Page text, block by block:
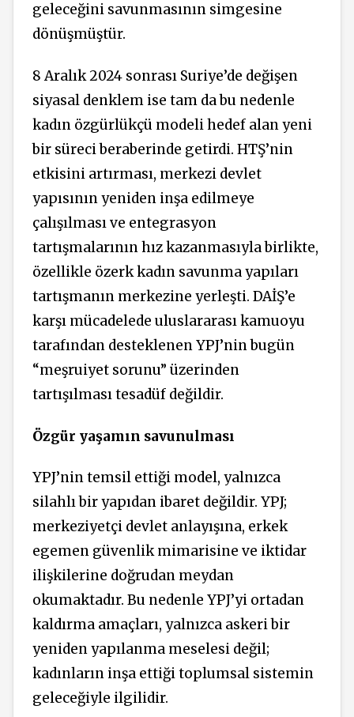
geleceğini savunmasının simgesine
dönüşmüştür.
8 Aralık 2024 sonrası Suriye’de değişen
siyasal denklem ise tam da bu nedenle
kadın özgürlükçü modeli hedef alan yeni
bir süreci beraberinde getirdi. HTŞ’nin
etkisini artırması, merkezi devlet
yapısının yeniden inşa edilmeye
çalışılması ve entegrasyon
tartışmalarının hız kazanmasıyla birlikte,
özellikle özerk kadın savunma yapıları
tartışmanın merkezine yerleşti. DAİŞ’e
karşı mücadelede uluslararası kamuoyu
tarafından desteklenen YPJ’nin bugün
“meşruiyet sorunu” üzerinden
tartışılması tesadüf değildir.
Özgür yaşamın savunulması
YPJ’nin temsil ettiği model, yalnızca
silahlı bir yapıdan ibaret değildir. YPJ;
merkeziyetçi devlet anlayışına, erkek
egemen güvenlik mimarisine ve iktidar
ilişkilerine doğrudan meydan
okumaktadır. Bu nedenle YPJ’yi ortadan
kaldırma amaçları, yalnızca askeri bir
yeniden yapılanma meselesi değil;
kadınların inşa ettiği toplumsal sistemin
geleceğiyle ilgilidir.